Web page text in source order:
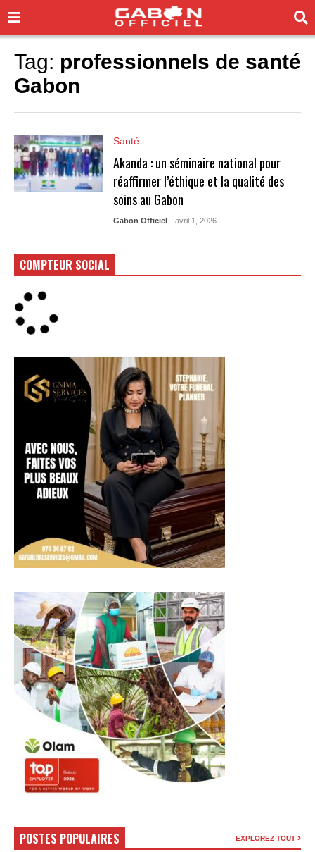
Tag: professionnels de santé
Gabon
Santé
Akanda : un séminaire national pour
réaffirmer l’éthique et la qualité des
soins au Gabon
Gabon Officiel - avril 1, 2026
COMPTEUR SOCIAL
POSTES POPULAIRES EXPLOREZ TOUT